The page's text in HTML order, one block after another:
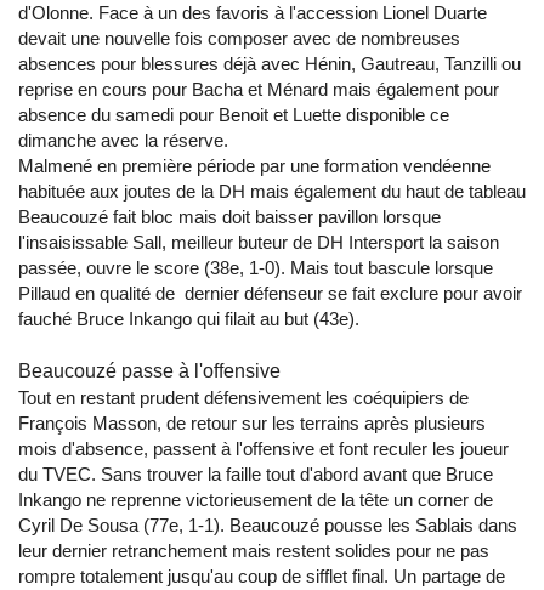
d'Olonne. Face à un des favoris à l'accession Lionel Duarte
devait une nouvelle fois composer avec de nombreuses
absences pour blessures déjà avec Hénin, Gautreau, Tanzilli ou
reprise en cours pour Bacha et Ménard mais également pour
absence du samedi pour Benoit et Luette disponible ce
dimanche avec la réserve.
Malmené en première période par une formation vendéenne
habituée aux joutes de la DH mais également du haut de tableau
Beaucouzé fait bloc mais doit baisser pavillon lorsque
l'insaisissable Sall, meilleur buteur de DH Intersport la saison
passée, ouvre le score (38e, 1-0). Mais tout bascule lorsque
Pillaud en qualité de dernier défenseur se fait exclure pour avoir
fauché Bruce Inkango qui filait au but (43e).
Beaucouzé passe à l'offensive
Tout en restant prudent défensivement les coéquipiers de
François Masson, de retour sur les terrains après plusieurs
mois d'absence, passent à l'offensive et font reculer les joueur
du TVEC. Sans trouver la faille tout d'abord avant que Bruce
Inkango ne reprenne victorieusement de la tête un corner de
Cyril De Sousa (77e, 1-1). Beaucouzé pousse les Sablais dans
leur dernier retranchement mais restent solides pour ne pas
rompre totalement jusqu'au coup de sifflet final. Un partage de